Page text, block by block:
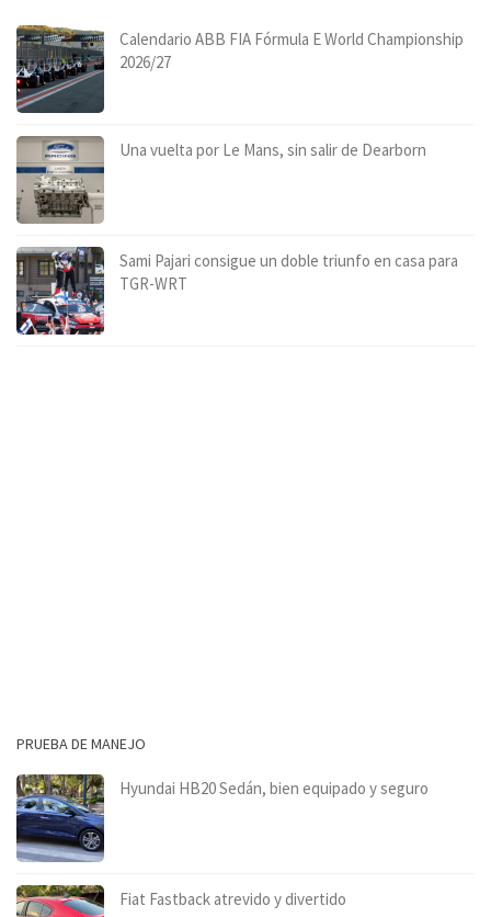
Calendario ABB FIA Fórmula E World Championship
2026/27
Una vuelta por Le Mans, sin salir de Dearborn
Sami Pajari consigue un doble triunfo en casa para
TGR-WRT
PRUEBA DE MANEJO
Hyundai HB20 Sedán, bien equipado y seguro
Fiat Fastback atrevido y divertido